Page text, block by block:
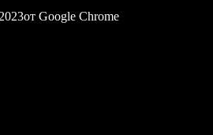
от Google Chrome